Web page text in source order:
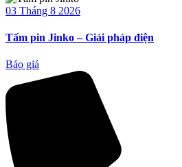
03 Tháng 8 2026
Tấm pin Jinko – Giải pháp điện
Báo giá